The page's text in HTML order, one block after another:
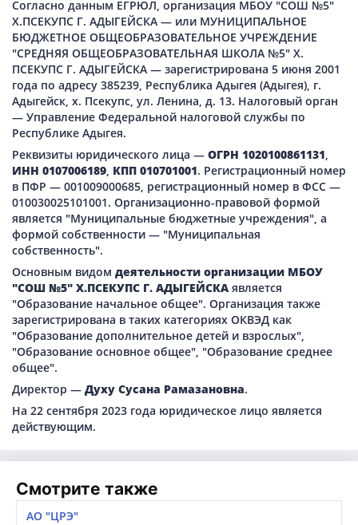
Согласно данным ЕГРЮЛ, организация МБОУ "СОШ №5"
Х.ПСЕКУПС Г. АДЫГЕЙСКА — или МУНИЦИПАЛЬНОЕ
БЮДЖЕТНОЕ ОБЩЕОБРАЗОВАТЕЛЬНОЕ УЧРЕЖДЕНИЕ
"СРЕДНЯЯ ОБЩЕОБРАЗОВАТЕЛЬНАЯ ШКОЛА №5" Х.
ПСЕКУПС Г. АДЫГЕЙСКА — зарегистрирована 5 июня 2001
года по адресу 385239, Республика Адыгея (Адыгея), г.
Адыгейск, х. Псекупс, ул. Ленина, д. 13. Налоговый орган
— Управление Федеральной налоговой службы по
Республике Адыгея.
Реквизиты юридического лица — ОГРН 1020100861131,
ИНН 0107006189, КПП 010701001. Регистрационный номер
в ПФР — 001009000685, регистрационный номер в ФСС —
010030025101001. Организационно-правовой формой
является "Муниципальные бюджетные учреждения", а
формой собственности — "Муниципальная
собственность".
Основным видом деятельности организации МБОУ
"СОШ №5" Х.ПСЕКУПС Г. АДЫГЕЙСКА является
"Образование начальное общее". Организация также
зарегистрирована в таких категориях ОКВЭД как
"Образование дополнительное детей и взрослых",
"Образование основное общее", "Образование среднее
общее".
Директор — Духу Сусана Рамазановна.
На 22 сентября 2023 года юридическое лицо является
действующим.
Смотрите также
АО "ЦРЭ"